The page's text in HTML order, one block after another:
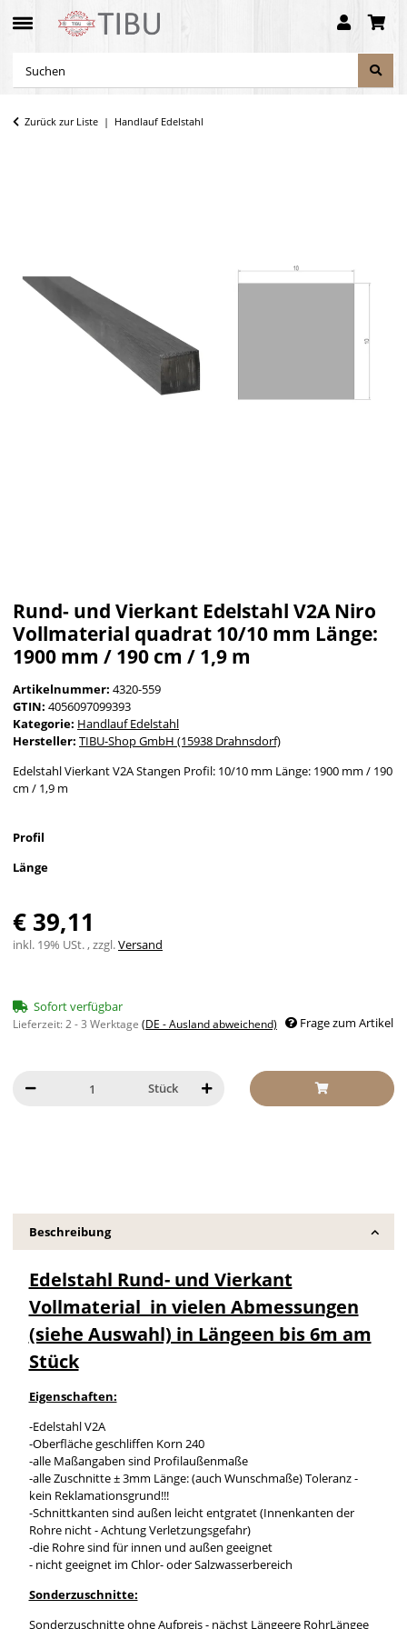
Zurück zur Liste Handlauf Edelstahl
Rund- und Vierkant Edelstahl V2A Niro
Vollmaterial quadrat 10/10 mm Länge:
1900 mm / 190 cm / 1,9 m
Artikelnummer: 4320-559
GTIN: 4056097099393
Kategorie: Handlauf Edelstahl
Hersteller: TIBU-Shop GmbH (15938 Drahnsdorf)
Edelstahl Vierkant V2A Stangen Profil: 10/10 mm Länge: 1900 mm / 190
cm / 1,9 m
Profil
Länge
€ 39,11
inkl. 19% USt. , zzgl.Versand
Sofort verfügbar
Lieferzeit:2 - 3 Werktage (DE - Ausland abweichend) Frage zum Artikel
Stück
Beschreibung
Edelstahl Rund- und Vierkant
Vollmaterial in vielen Abmessungen
(siehe Auswahl) in Längeen bis 6m am
Stück
Eigenschaften:
-Edelstahl V2A
-Oberfläche geschliffen Korn 240
-alle Maßangaben sind Profilaußenmaße
-alle Zuschnitte ± 3mm Länge: (auch Wunschmaße) Toleranz -
kein Reklamationsgrund!!!
-Schnittkanten sind außen leicht entgratet (Innenkanten der
Rohre nicht - Achtung Verletzungsgefahr)
-die Rohre sind für innen und außen geeignet
- nicht geeignet im Chlor- oder Salzwasserbereich
Sonderzuschnitte:
Sonderzuschnitte ohne Aufpreis - nächst Längeere RohrLängee